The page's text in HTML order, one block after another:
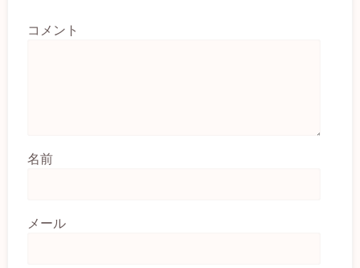
コメント
名前
メール